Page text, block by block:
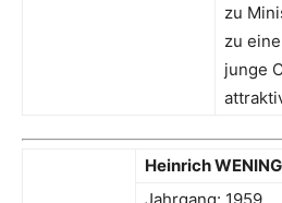
zu
zu
junge
Heinrich